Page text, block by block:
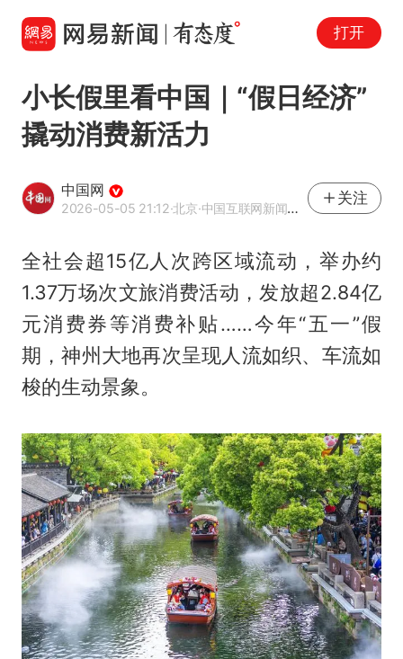
打开
小长假里看中国｜“假日经济”
撬动消费新活力
中国网
2026-05-05 21:12·北京·中国互联网新闻中心（中国网）官方网易号
关注
全社会超15亿人次跨区域流动，举办约
1.37万场次文旅消费活动，发放超2.84亿
元消费券等消费补贴……今年“五一”假
期，神州大地再次呈现人流如织、车流如
梭的生动景象。